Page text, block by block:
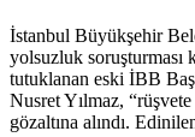
İstanbul Büyükşehir
yolsuzluk soruşturması
tutuklanan eski İBB
Nusret Yılmaz, “rüşvete
gözaltına alındı.